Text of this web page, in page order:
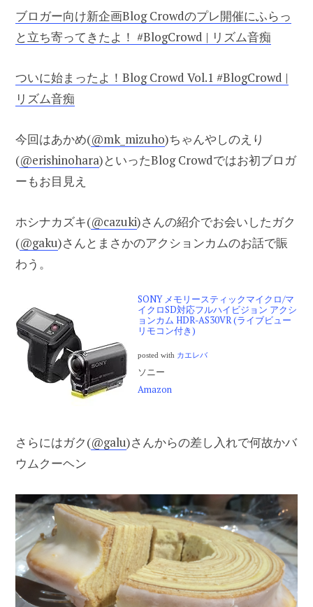
ブロガー向け新企画Blog Crowdのプレ開催にふらっ
と立ち寄ってきたよ！ #BlogCrowd | リズム音痴
ついに始まったよ！Blog Crowd Vol.1 #BlogCrowd |
リズム音痴
今回はあかめ(@mk_mizuho)ちゃんやしのえり
(@erishinohara)といったBlog Crowdではお初ブロガ
ーもお目見え
ホシナカズキ(@cazuki)さんの紹介でお会いしたガク
(@gaku)さんとまさかのアクションカムのお話で賑
わう。
SONY メモリースティックマイクロ/マ
イクロSD対応フルハイビジョン アクシ
ョンカム HDR-AS30VR (ライブビュー
リモコン付き)
posted with カエレバ
ソニー
Amazon
さらにはガク(@galu)さんからの差し入れで何故かバ
ウムクーヘン